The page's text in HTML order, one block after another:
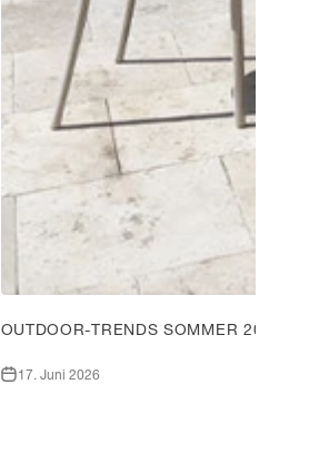
OUTDOOR-TRENDS SOMMER 2026:
17. Juni 2026